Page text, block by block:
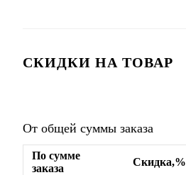
СКИДКИ НА ТОВАР
От общей суммы заказа
По сумме
заказа
Скидка,%